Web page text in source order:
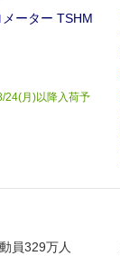
ーター TSHM
24(月)以降入荷予
員329万人